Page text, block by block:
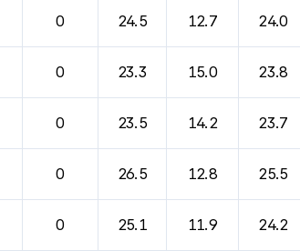
0 24.5 12.7 24.0
0 23.3 15.0 23.8
0 23.5 14.2 23.7
0 26.5 12.8 25.5
0 25.1 11.9 24.2